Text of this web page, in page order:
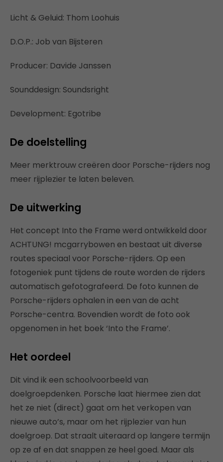
Licht & Geluid: Thom Loohuis
D.O.P.: Job van Bijsteren
Producer: Davide Janssen
Sounddesign: Soundsright
Development: Egotribe
De doelstelling
Meer merktrouw creëren door Porsche-rijders nog
meer rijplezier te laten beleven.
De uitwerking
Het concept Into the Frame werd ontwikkeld door
ACHTUNG! mcgarrybowen en bestaat uit diverse
routes speciaal voor Porsche-rijders. Op een
fotogeniek punt tijdens de route worden de rijders
automatisch gefotografeerd. De foto kunnen de
Porsche-rijders ophalen in een van de acht
Porsche-centra. Bovendien wordt de foto ook
opgenomen in het boek ‘Into the Frame’.
Het oordeel
Dit vind ik een schoolvoorbeeld van
doelgroepdenken. Porsche laat hiermee zien dat
het ze niet (direct) gaat om het verkopen van
nieuwe auto’s, maar om het rijplezier van hun
doelgroep. Dat straalt uiteraard op langere termijn
op ze af en dat snappen ze heel goed. Maar als